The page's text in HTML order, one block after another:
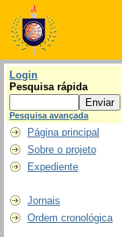
Login
Pesquisa rápida
Pesquisa avançada
Página principal
Sobre o projeto
Expediente
Jornais
Ordem cronológica